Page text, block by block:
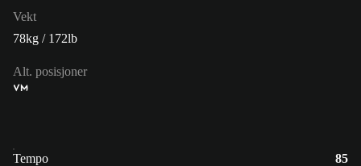
Vekt
78kg / 172lb
Alt. posisjoner
VM
Tempo
85